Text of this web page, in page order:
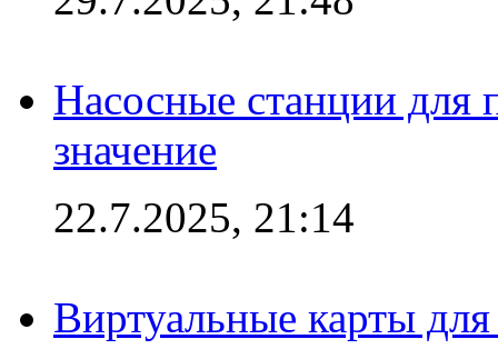
Насосные станции для
значение
22.7.2025, 21:14
Виртуальные карты